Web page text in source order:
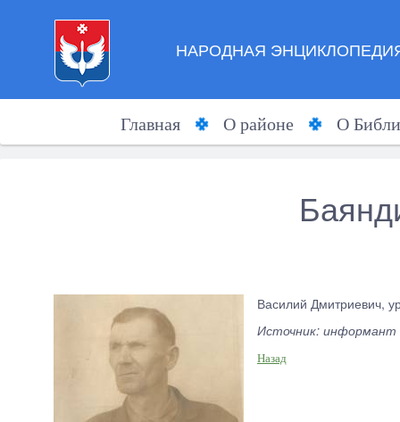
НАРОДНАЯ
Главная О районе О
Василий Дмитриевич,
Источник:
Назад